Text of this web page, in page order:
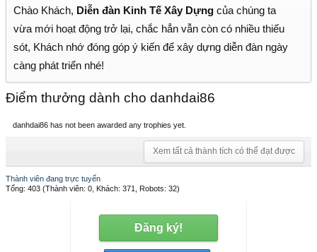
Chào Khách, Diễn đàn Kinh Tế Xây Dựng của chúng ta
vừa mới hoạt động trở lại, chắc hẳn vẫn còn có nhiều thiếu
sót, Khách nhớ đóng góp ý kiến để xây dựng diễn đàn ngày
càng phát triển nhé!
Điểm thưởng dành cho danhdai86
danhdai86 has not been awarded any trophies yet.
Xem tất cả thành tích có thể đạt được
Thành viên đang trực tuyến
Tổng: 403 (Thành viên: 0, Khách: 371, Robots: 32)
Đăng ký!